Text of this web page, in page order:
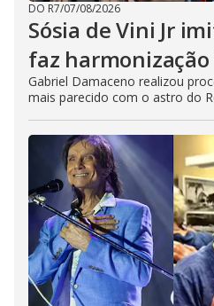
DO R7/07/08/2026
Sósia de Vini Jr
faz
Gabriel Damaceno realizou
mais parecido com o astro do